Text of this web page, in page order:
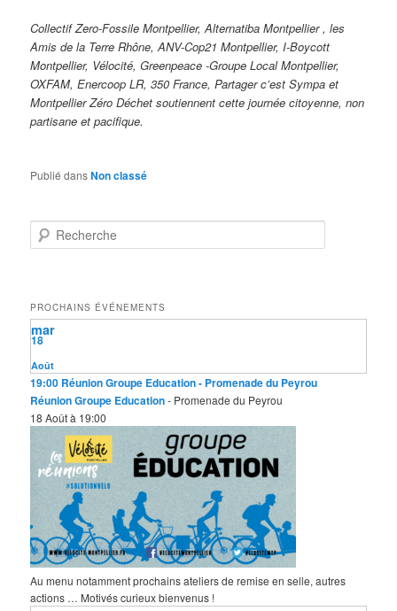
Collectif Zero-Fossile Montpellier, Alternatiba Montpellier , les
Amis de la Terre Rhône, ANV-Cop21 Montpellier, I-Boycott
Montpellier, Vélocité, Greenpeace -Groupe Local Montpellier,
OXFAM, Enercoop LR, 350 France, Partager c’est Sympa et
Montpellier Zéro Déchet soutiennent cette journée citoyenne, non
partisane et pacifique.
Publié dansNon classé
e
r
c
h
e
PROCHAINS ÉVÉNEMENTS
Août
18
mar
19:00 Réunion Groupe Education- Promenade du Peyrou
Réunion Groupe Education- Promenade du Peyrou
18 Août à 19:00
Au menu notamment prochains ateliers de remise en selle, autres
actions … Motivés curieux bienvenus !